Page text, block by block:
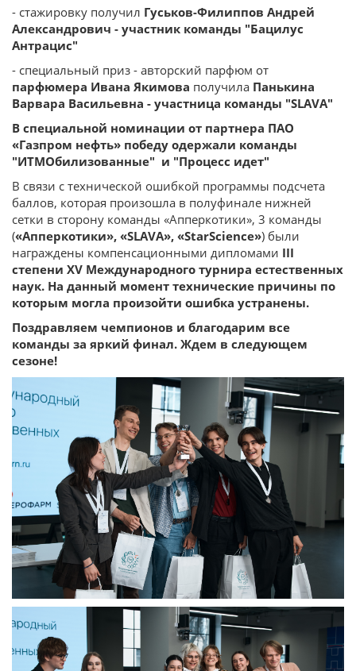
- стажировку получил Гуськов-Филиппов Андрей
Александрович - участник команды "Бацилус
Антрацис"
- специальный приз - авторский парфюм от
парфюмера Ивана Якимова получила Панькина
Варвара Васильевна - участница команды "SLAVA"
В специальной номинации от партнера ПАО
«Газпром нефть» победу одержали команды
"ИТМОбилизованные" и "Процесс идет"
В связи с технической ошибкой программы подсчета
баллов, которая произошла в полуфинале нижней
сетки в сторону команды «Апперкотики», 3 команды
(«Апперкотики», «SLAVA», «StarScience») были
награждены компенсационными дипломами III
степени XV Международного турнира естественных
наук. На данный момент технические причины по
которым могла произойти ошибка устранены.
Поздравляем чемпионов и благодарим все
команды за яркий финал. Ждем в следующем
сезоне!